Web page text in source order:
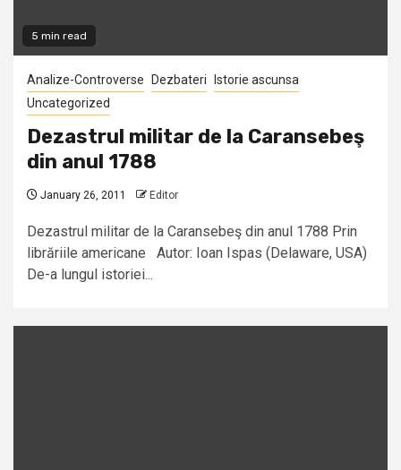
5 min read
Analize-Controverse Dezbateri
Istorie ascunsa
Uncategorized
Dezastrul militar de la Caransebeş
din anul 1788
January 26, 2011 Editor
Dezastrul militar de la Caransebeş din anul 1788 Prin
librăriile americane Autor: Ioan Ispas (Delaware, USA)
De-a lungul istoriei...